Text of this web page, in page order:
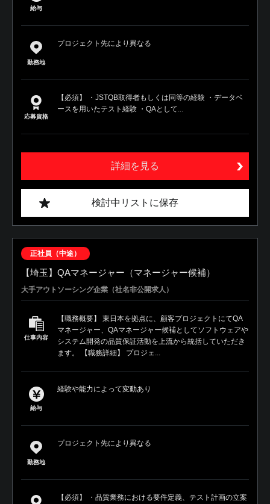
給与
勤務地
プロジェクト先により異なる
応募資格
【必須】 ・JSTQB取得者もしくは同等の経験 ・データベ
ースを用いたテスト経験 ・QAとして...
詳細を見る
検討中リストに保存
正社員（中途）
【埼玉】QAマネージャー（マネージャー候補）
大手アウトソーシング企業（社名非公開求人）
仕事内容
【職務概要】 東日本を拠点に、顧客プロジェクトにてQA
マネージャー、QAマネージャー候補としてソフトウェアや
システム開発の品質保証活動を上流から統括していただき
ます。 【職務詳細】 プロジェ...
給与
経験や能力によって変動あり
勤務地
プロジェクト先により異なる
【必須】 ・品質業務における要件定義、テスト計画の立案